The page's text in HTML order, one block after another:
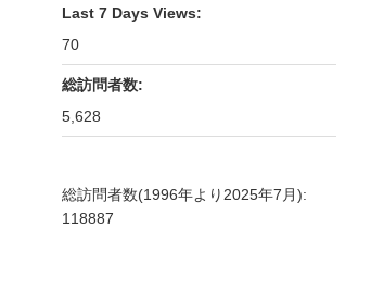
Last 7 Days Views:
70
総訪問者数:
5,628
総訪問者数(1996年より2025年7月):
118887